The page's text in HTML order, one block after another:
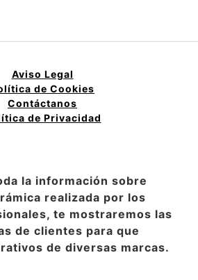
Aviso Legal
de Cookies
Contáctanos
de Privacidad
la información sobre
realizada por los
te mostraremos las
de clientes para que
de diversas marcas.